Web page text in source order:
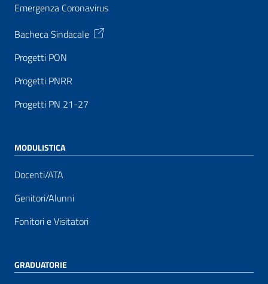
Emergenza Coronavirus
Bacheca Sindacale
Progetti PON
Progetti PNRR
Progetti PN 21-27
MODULISTICA
Docenti/ATA
Genitori/Alunni
Fonitori e Visitatori
GRADUATORIE